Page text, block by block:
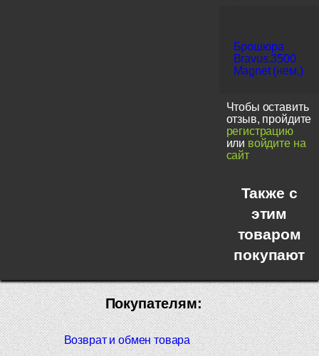
Брошюра
Bravus.3500
Magnet (нем.)
Чтобы оставить
отзыв, пройдите
регистрацию
или войдите на
сайт
Также с
этим
товаром
покупают
Покупателям:
Возврат и обмен товара